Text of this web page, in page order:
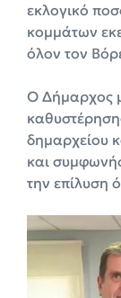
εκλογικό
κομμάτων
όλον τον
Ο Δήμαρχος
δημαρχείου
και
την επίλυση